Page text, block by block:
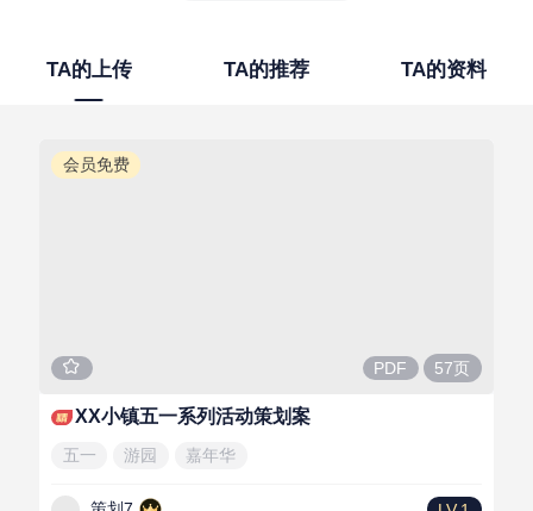
TA的上传 TA的推荐 TA的资料
会员免费
PDF 57页
XX小镇五一系列活动策划案
五一 游园 嘉年华